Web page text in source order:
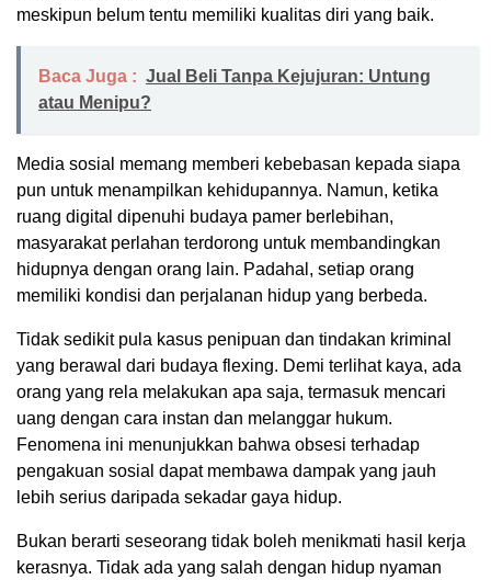
meskipun belum tentu memiliki kualitas diri yang baik.
Baca Juga : Jual Beli Tanpa Kejujuran: Untung
atau Menipu?
Media sosial memang memberi kebebasan kepada siapa
pun untuk menampilkan kehidupannya. Namun, ketika
ruang digital dipenuhi budaya pamer berlebihan,
masyarakat perlahan terdorong untuk membandingkan
hidupnya dengan orang lain. Padahal, setiap orang
memiliki kondisi dan perjalanan hidup yang berbeda.
Tidak sedikit pula kasus penipuan dan tindakan kriminal
yang berawal dari budaya flexing. Demi terlihat kaya, ada
orang yang rela melakukan apa saja, termasuk mencari
uang dengan cara instan dan melanggar hukum.
Fenomena ini menunjukkan bahwa obsesi terhadap
pengakuan sosial dapat membawa dampak yang jauh
lebih serius daripada sekadar gaya hidup.
Bukan berarti seseorang tidak boleh menikmati hasil kerja
kerasnya. Tidak ada yang salah dengan hidup nyaman